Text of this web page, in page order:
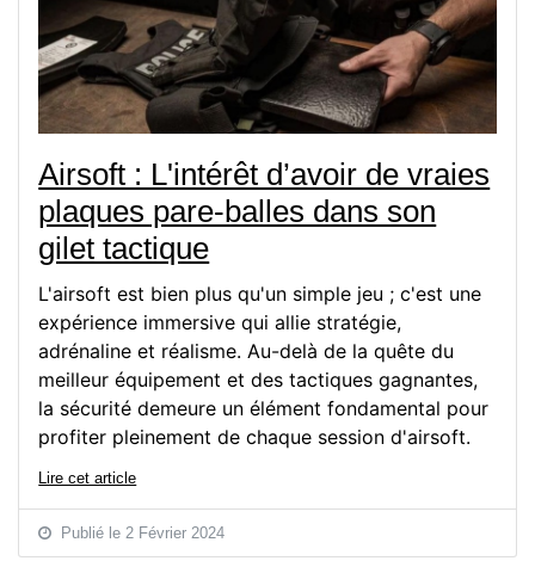
Airsoft : L'intérêt d’avoir de vraies
plaques pare-balles dans son
gilet tactique
L'airsoft est bien plus qu'un simple jeu ; c'est une
expérience immersive qui allie stratégie,
adrénaline et réalisme. Au-delà de la quête du
meilleur équipement et des tactiques gagnantes,
la sécurité demeure un élément fondamental pour
profiter pleinement de chaque session d'airsoft.
Lire cet article
Publié le 2 Février 2024